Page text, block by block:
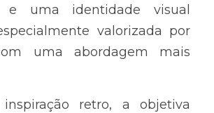
e uma identidade visual
valorizada por
uma abordagem mais
retro, a objetiva